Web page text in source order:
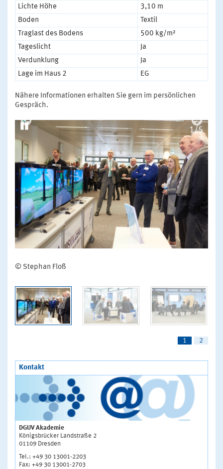
Lichte Höhe
3,10 m
Boden
Textil
Traglast des Bodens
500 kg/m²
Tageslicht
Ja
Verdunklung
Ja
Lage im Haus 2
EG
Nähere Informationen erhalten Sie gern im persönlichen
Gespräch.
1/5
© Stephan Floß
© Stephan Floß
1 2
Kontakt
DGUV Akademie
Königsbrücker Landstraße 2
01109 Dresden
Tel.: +49 30 13001-2203
Fax: +49 30 13001-2703